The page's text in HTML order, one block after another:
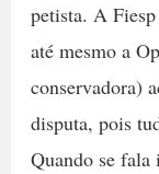
petista. A
até mesmo a
conservadora)
disputa, pois
Quando se fala